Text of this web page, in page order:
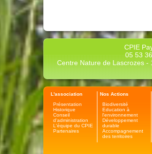
CPIE
05 53
Centre Nature de Lascrozes -
L'association
Présentation
Historique
Conseil
d'administration
L'équipe du CPIE
Partenaires
Nos Actions
Biodiversité
Education à
l'environnement
Développement
durable
Accompagnement
des territoires